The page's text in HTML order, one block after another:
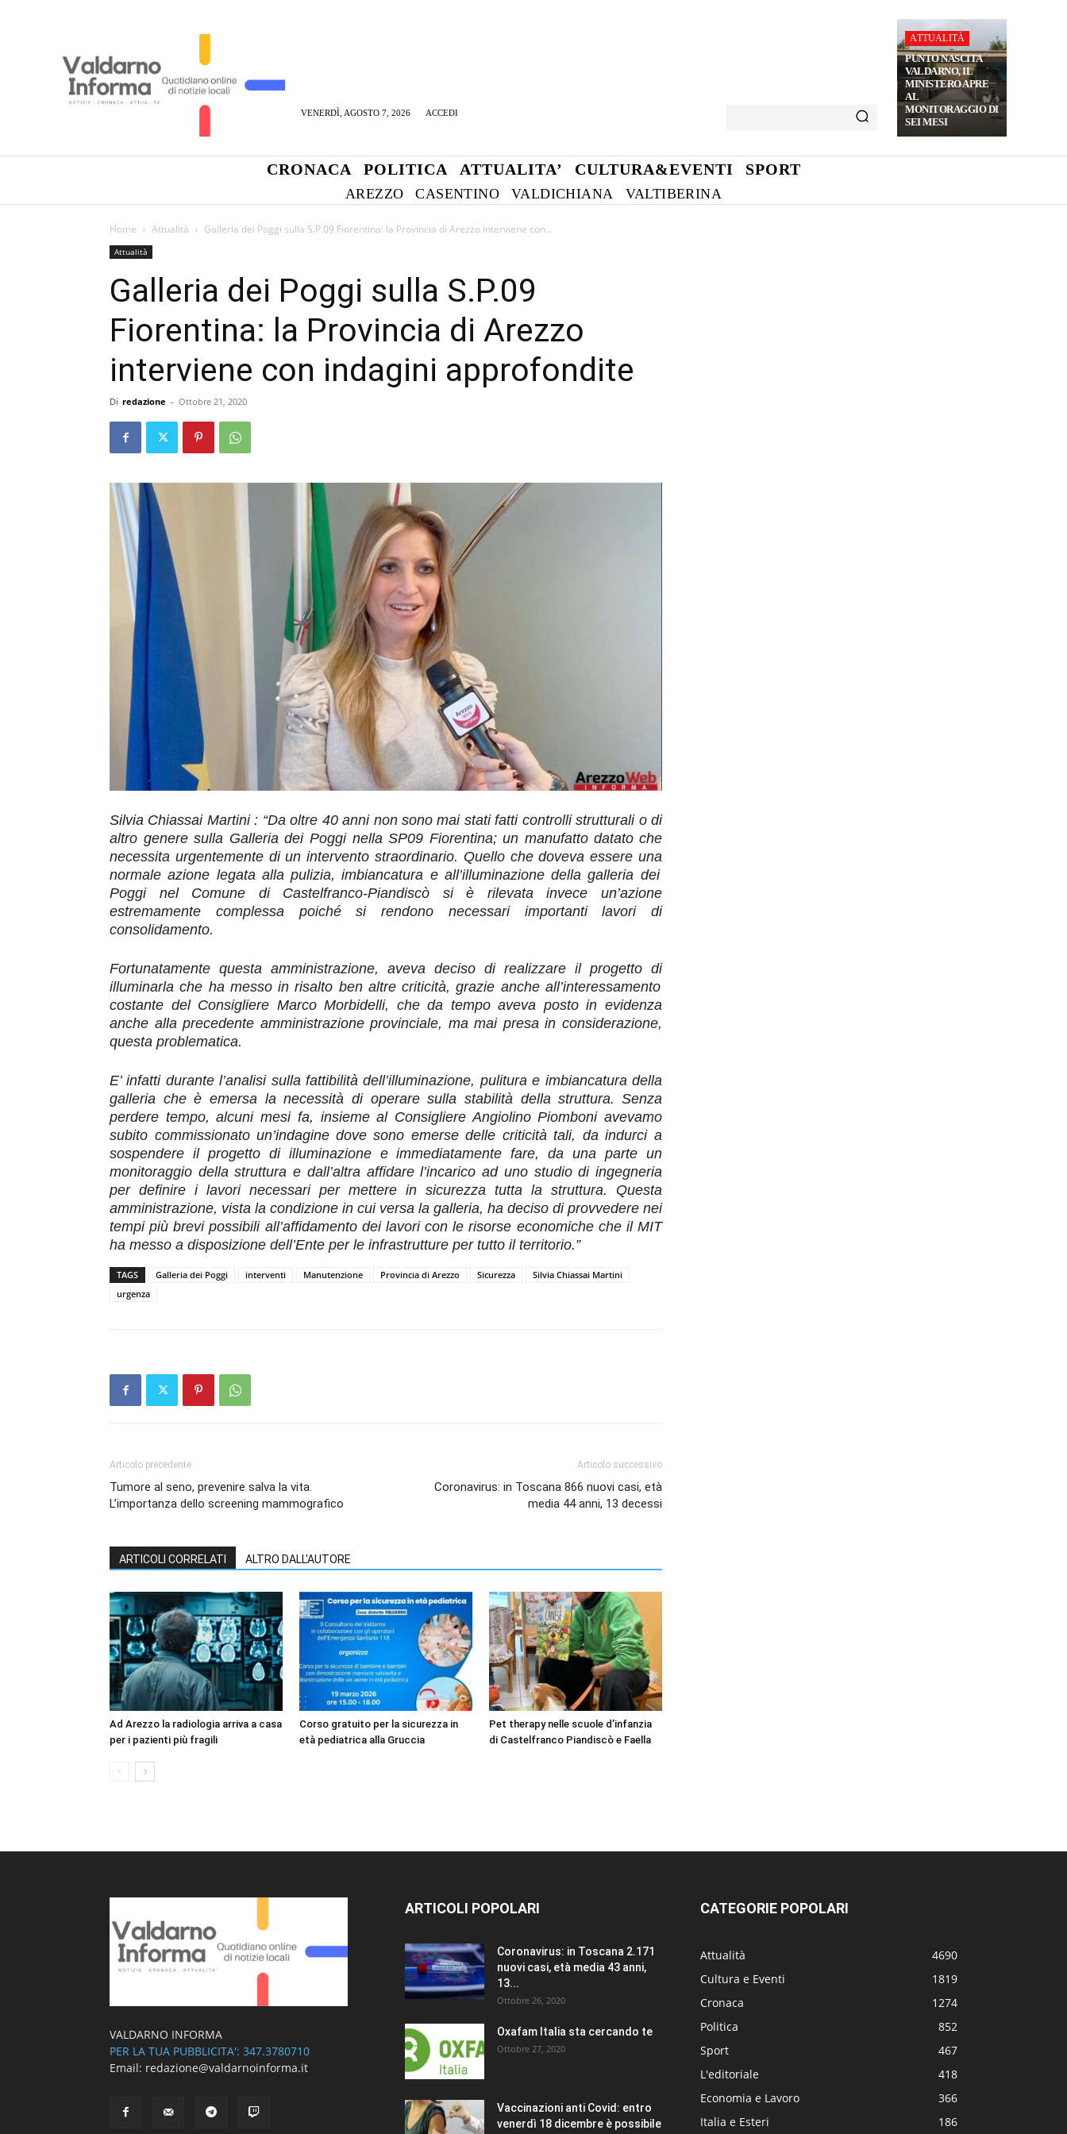
VENERDÌ, AGOSTO 7, 2026 ACCEDI
ATTUALITÀ
PUNTO NASCITA
VALDARNO, IL
MINISTERO APRE
AL
MONITORAGGIO DI
SEI MESI
CRONACA POLITICA ATTUALITA’ CULTURA&EVENTI SPORT
AREZZO CASENTINO VALDICHIANA VALTIBERINA
Home Attualità Galleria dei Poggi sulla S.P.09 Fiorentina: la Provincia di Arezzo interviene con...
Attualità
Galleria dei Poggi sulla S.P.09
Fiorentina: la Provincia di Arezzo
interviene con indagini approfondite
Di redazione - Ottobre 21, 2020
Silvia Chiassai Martini : “Da oltre 40 anni non sono mai stati fatti controlli strutturali o di
altro generesulla Galleriadei Poggi nella SP09 Fiorentina;un manufattodatato che
necessita urgentemente diun intervento straordinario. Quello che doveva essere una
normaleazione legataalla pulizia, imbiancatura e all’illuminazione della galleria dei
Poggi nel Comune di Castelfranco-Piandiscò si è rilevatainvece un’azione
estremamente complessapoichési rendono necessari importanti lavori di
consolidamento.
Fortunatamente questa amministrazione, aveva deciso di realizzare il progetto di
illuminarla che ha messo in risalto ben altre criticità, grazie anche all’interessamento
costante del Consigliere Marco Morbidelli, che da tempoaveva posto in evidenza
anche alla precedente amministrazioneprovinciale, ma mai presa in considerazione,
questa problematica.
E’ infatti durante l’analisi sulla fattibilità dell’illuminazione, pulitura e imbiancatura della
galleria che è emersa lanecessitàdi operaresulla stabilità della struttura. Senza
perdere tempo, alcuni mesi fa, insieme al Consigliere Angiolino Piomboni avevamo
subito commissionato un’indagine dovesono emersedelle criticità tali, da indurci a
sospendere il progetto di illuminazione e immediatamentefare, da una parte un
monitoraggio della struttura e dall’altra affidare l’incarico ad uno studio di ingegneria
per definire i lavori necessari per mettere in sicurezza tutta la struttura. Questa
amministrazione, vista la condizione in cui versa la galleria, ha deciso di provvedere nei
tempi più brevi possibili all’affidamento dei lavori con le risorse economiche che il MIT
ha messo a disposizione dell’Ente per le infrastrutture per tutto il territorio.”
TAGS Galleria dei Poggi interventi Manutenzione Provincia di Arezzo Sicurezza
Silvia Chiassai Martini
urgenza
Articolo precedente
Tumore al seno, prevenire salva la vita.
L’importanza dello screening mammografico
Articolo successivo
Coronavirus: in Toscana 866 nuovi casi, età
media 44 anni, 13 decessi
ARTICOLI CORRELATI ALTRO DALL'AUTORE
Ad Arezzo la radiologia arriva a casa
per i pazienti più fragili
Corso gratuito per la sicurezza in
età pediatrica alla Gruccia
Pet therapy nelle scuole d’infanzia
di Castelfranco Piandiscò e Faella
VALDARNO INFORMA
PER LA TUA PUBBLICITA': 347.3780710
Email: redazione@valdarnoinforma.it
ARTICOLI POPOLARI
Coronavirus: in Toscana 2.171
nuovi casi, età media 43 anni,
13...
Ottobre 26, 2020
Oxafam Italia sta cercando te
Ottobre 27, 2020
Vaccinazioni anti Covid: entro
venerdì 18 dicembre è possibile
CATEGORIE POPOLARI
Attualità
4690
Cultura e Eventi
1819
Cronaca
1274
Politica
852
Sport
467
L'editoriale
418
Economia e Lavoro
366
Italia e Esteri
186